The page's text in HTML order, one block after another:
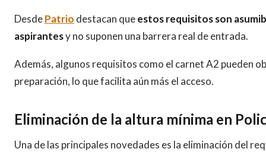
DesdePatrio destacan queestos requisitos son
aspirantesy no suponen una barrera real de entrada.
Además, algunos requisitos como el carnet A2 pueden
preparación, lo que facilita aún más el acceso.
Eliminación de la altura mínima en
Una de las principales novedades es la eliminación del